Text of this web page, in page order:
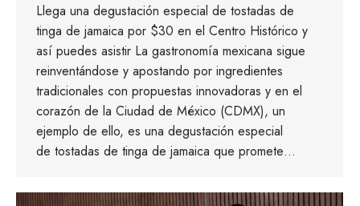
Llega una degustación especial de tostadas de
tinga de jamaica por $30 en el Centro Histórico y
así puedes asistir La gastronomía mexicana sigue
reinventándose y apostando por ingredientes
tradicionales con propuestas innovadoras y en el
corazón de la Ciudad de México (CDMX), un
ejemplo de ello, es una degustación especial
de tostadas de tinga de jamaica que promete…